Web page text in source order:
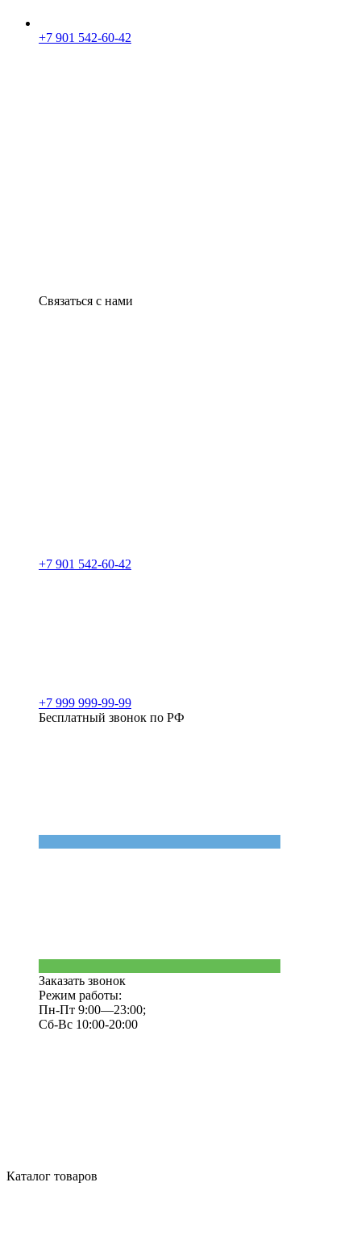
+7 901 542-60-42
Связаться с нами
+7 901 542-60-42
+7 999 999-99-99
Бесплатный звонок по РФ
Заказать звонок
Режим работы:
Пн-Пт 9:00—23:00;
Сб-Вс 10:00-20:00
Каталог товаров